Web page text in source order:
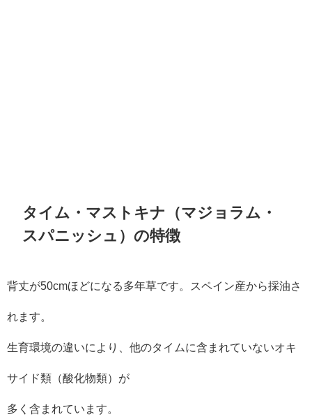
タイム・マストキナ（マジョラム・
スパニッシュ）の特徴
背丈が50cmほどになる多年草です。スペイン産から採油さ
れます。
生育環境の違いにより、他のタイムに含まれていないオキ
サイド類（酸化物類）が
多く含まれています。